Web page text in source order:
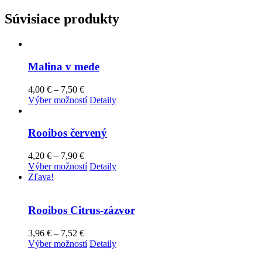
Súvisiace produkty
Malina v mede
4,00 € – 7,50 €Price
range:
7,50 €
Výber možností Tento
viacero
variantov.
si
môžete
stránke
produktu.
Detaily
Rooibos červený
4,20 € – 7,90 €Price
range:
Výber možností Tento
variantov.
Možnosti
môžete
vybrať
Detaily
Zľava!
Rooibos Citrus-zázvor
3,96 € – 7,52 €Price
range:
Výber možností Tento
Detaily